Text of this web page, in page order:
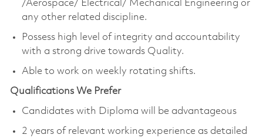
/Aerospace/ Electrical/ Mechanical Engineering or
any other related discipline.
Possess high level of integrity and accountability
with a strong drive towards Quality.
Able to work on weekly rotating shifts.
Qualifications We Prefer
Candidates with Diploma will be advantageous
2 years of relevant working experience as detailed